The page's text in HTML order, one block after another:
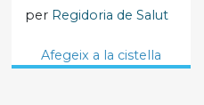
per Regidoria de Salut
Afegeix a la cistella